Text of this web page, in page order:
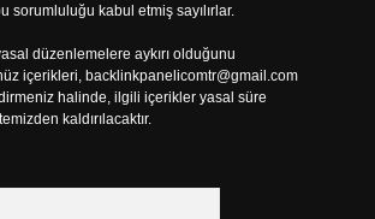
sorumluluğu kabul etmiş sayılırlar.
düzenlemelere aykırı olduğunu
içerikleri, backlinkpanelicomtr@gmail.com
halinde, ilgili içerikler yasal süre
kaldırılacaktır.